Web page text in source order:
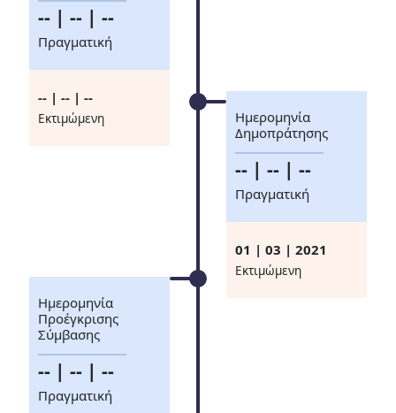
-- | -- | --
Πραγματική
-- | -- | --
Eκτιμώμενη
Ημερομηνία
Δημοπράτησης
-- | -- | --
Πραγματική
01 | 03 | 2021
Eκτιμώμενη
Ημερομηνία
Προέγκρισης
Σύμβασης
-- | -- | --
Πραγματική